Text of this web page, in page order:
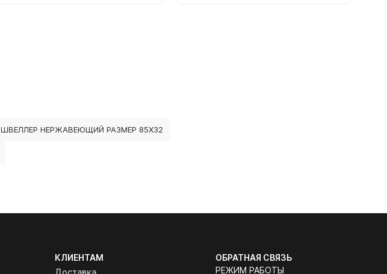
ШВЕЛЛЕР НЕРЖАВЕЮЩИЙ РАЗМЕР 85Х32
КЛИЕНТАМ
Доставка
ОБРАТНАЯ СВЯЗЬ
РЕЖИМ РАБОТЫ